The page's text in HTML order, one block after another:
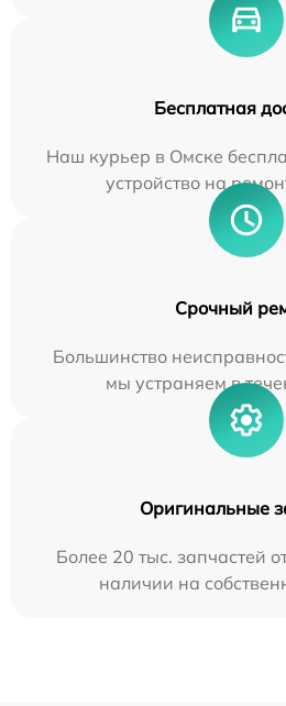
Бесплатная
Наш курьер в Омске
устройство на
Срочный
Большинство
мы устраняем в
Оригинальные
Более 20 тыс. запчастей
наличии на